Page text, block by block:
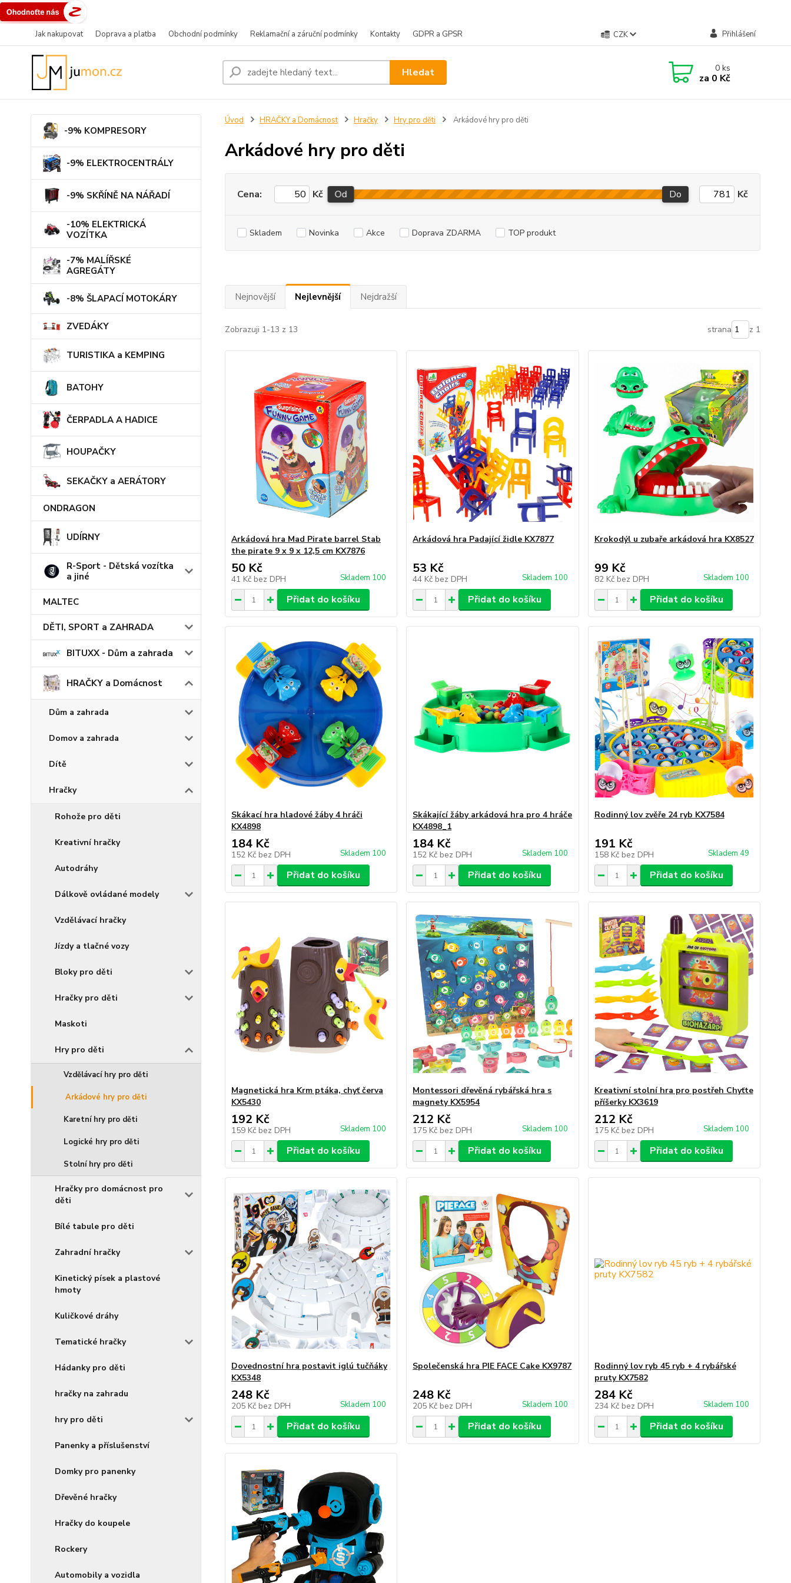
Jak nakupovat Doprava a platba Obchodní podmínky Reklamační a záruční podmínky Kontakty GDPR a GPSR CZK Přihlášení
Hledat 0ks
za 0 Kč
-9% KOMPRESORY
-9% ELEKTROCENTRÁLY
-9% SKŘÍNĚ NA NÁŘADÍ
-10% ELEKTRICKÁ
VOZÍTKA
-7% MALÍŘSKÉ
AGREGÁTY
-8% ŠLAPACÍ MOTOKÁRY
ZVEDÁKY
TURISTIKA a KEMPING
BATOHY
ČERPADLA A HADICE
HOUPAČKY
SEKAČKY a AERÁTORY
ONDRAGON
UDÍRNY
R-Sport - Dětská vozítka
a jiné
MALTEC
DĚTI, SPORT a ZAHRADA
BITUXX - Dům a zahrada
HRAČKY a Domácnost
Dům a zahrada
Domov a zahrada
Dítě
Hračky
Rohože pro děti
Kreativní hračky
Autodráhy
Dálkově ovládané modely
Vzdělávací hračky
Jízdy a tlačné vozy
Bloky pro děti
Hračky pro děti
Maskoti
Hry pro děti
Vzdělávací hry pro děti
Arkádové hry pro děti
Karetní hry pro děti
Logické hry pro děti
Stolní hry pro děti
Hračky pro domácnost pro
děti
Bílé tabule pro děti
Zahradní hračky
Kinetický písek a plastové
hmoty
Kuličkové dráhy
Tematické hračky
Hádanky pro děti
hračky na zahradu
hry pro děti
Panenky a příslušenství
Domky pro panenky
Dřevěné hračky
Hračky do koupele
Rockery
Automobily a vozidla
Úvod HRAČKY a Domácnost Hračky Hry pro děti Arkádové hry pro děti
Arkádové hry pro děti
Cena: Kč Od Do Kč
Skladem Novinka Akce Doprava ZDARMA TOP produkt
Nejnovější Nejlevnější Nejdražší
Zobrazuji 1-13 z 13 strana z 1
Arkádová hra Mad Pirate barrel Stab
the pirate 9 x 9 x 12,5 cm KX7876
50 Kč
41 Kč bez DPH Skladem 100
Přidat do košíku
Arkádová hra Padající židle KX7877
53 Kč
44 Kč bez DPH Skladem 100
Přidat do košíku
Krokodýl u zubaře arkádová hra KX8527
99 Kč
82 Kč bez DPH Skladem 100
Přidat do košíku
Skákací hra hladové žáby 4 hráči
KX4898
184 Kč
152 Kč bez DPH Skladem 100
Přidat do košíku
Skákající žáby arkádová hra pro 4 hráče
KX4898_1
184 Kč
152 Kč bez DPH Skladem 100
Přidat do košíku
Rodinný lov zvěře 24 ryb KX7584
191 Kč
158 Kč bez DPH Skladem 49
Přidat do košíku
Magnetická hra Krm ptáka, chyť červa
KX5430
192 Kč
159 Kč bez DPH Skladem 100
Přidat do košíku
Montessori dřevěná rybářská hra s
magnety KX5954
212 Kč
175 Kč bez DPH Skladem 100
Přidat do košíku
Kreativní stolní hra pro postřeh Chyťte
příšerky KX3619
212 Kč
175 Kč bez DPH Skladem 100
Přidat do košíku
Dovednostní hra postavit iglú tučňáky
KX5348
248 Kč
205 Kč bez DPH Skladem 100
Přidat do košíku
Společenská hra PIE FACE Cake KX9787
248 Kč
205 Kč bez DPH Skladem 100
Přidat do košíku
Rodinný lov ryb 45 ryb + 4 rybářské
pruty KX7582
284 Kč
234 Kč bez DPH Skladem 100
Přidat do košíku